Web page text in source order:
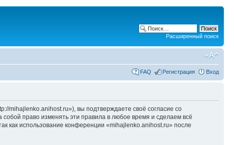
Расширенный поиск
FAQ Регистрация Вход
mihajlenko.anihost.ru»), вы подтверждаете своё согласие со
право изменять эти правила в любое время и сделаем всё
как использование конференции «mihajlenko.anihost.ru» после